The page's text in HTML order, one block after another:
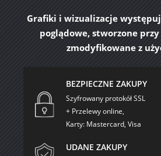
Grafiki i wizualizacje
poglądowe, stworzone
zmodyfikowane z
BEZPIECZNE ZAKUPY
Szyfrowany protokół SSL
+ Przelewy online,
Karty: Mastercard, Visa
UDANE ZAKUPY